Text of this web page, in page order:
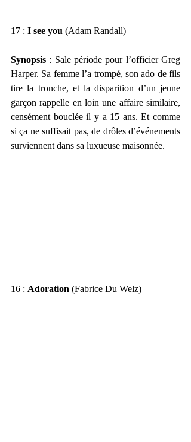
17 : I see you (Adam Randall)
Synopsis : Sale période pour l’officier Greg
Harper. Sa femme l’a trompé, son ado de fils
tire la tronche, et la disparition d’un jeune
garçon rappelle en loin une affaire similaire,
censément bouclée il y a 15 ans. Et comme
si ça ne suffisait pas, de drôles d’événements
surviennent dans sa luxueuse maisonnée.
16 : Adoration (Fabrice Du Welz)